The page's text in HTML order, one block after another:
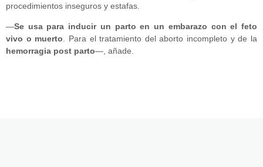
procedimientos inseguros y estafas.
—Se usa para inducir un parto en un embarazo con el feto
vivo o muerto . Para el tratamiento del aborto incompleto y de la
hemorragia post parto—, añade.